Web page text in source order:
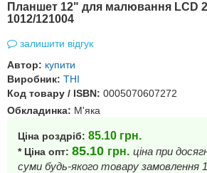
Планшет 12" для малювання LCD
1012/121004
залишити відгук
Автор: купити
Виробник: ТНІ
Код товару / ISBN: 0005070607272
Обкладинка: М'яка
Ціна роздріб: 85.10 грн.
* Ціна опт: 85.10 грн. ціна при
суми будь-якого товару замовлення